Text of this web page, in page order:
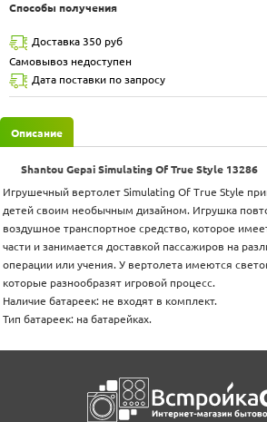
Способы получения
Доставка 350 руб
Самовывоз недоступен
Дата поставки по запросу
Описание
Shantou Gepai Simulating Of True Style 13286
Игрушечный вертолет Simulating Of True Style
детей своим необычным дизайном. Игрушка
воздушное транспортное средство, которое
части и занимается доставкой пассажиров на
операции или учения. У вертолета имеются
которые разнообразят игровой процесс.
Наличие батареек: не входят в комплект.
Тип батареек: на батарейках.